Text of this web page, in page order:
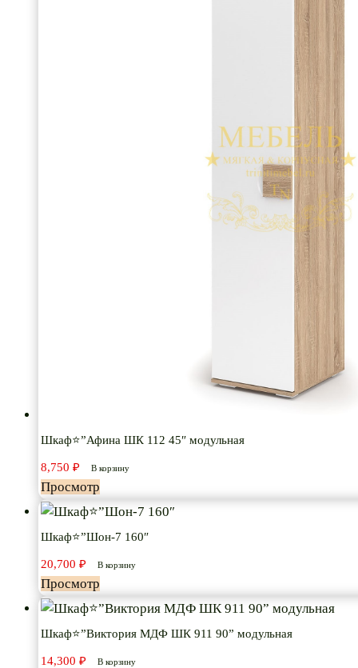
Шкаф⭐”Афина ШК 112 45″ модульная
8,750 ₽ В корзину
Просмотр
Шкаф⭐”Шон-7 160″
20,700 ₽ В корзину
Просмотр
Шкаф⭐”Виктория МДФ ШК 911 90” модульная
14,300 ₽ В корзину